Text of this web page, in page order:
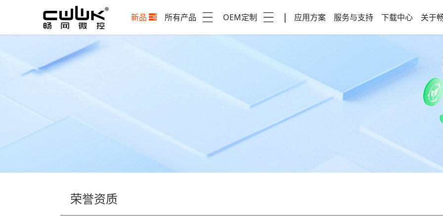
新品 所有产品 OEM定制 应用方案 服务与支持 下载中心 关于
荣誉资质